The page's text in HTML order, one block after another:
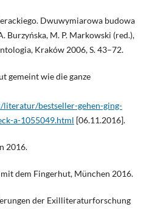
Dwuwymiarowa budowa
Burzyńska, M. P. Markowski (red.),
Kraków 2006, S. 43–72.
gemeint wie die ganze
bestseller-gehen-ging-
a-1055049.html [06.11.2016].
2016.
dem Fingerhut, München 2016.
der Exilliteraturforschung